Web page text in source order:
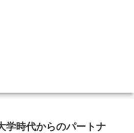
学時代からのパートナ